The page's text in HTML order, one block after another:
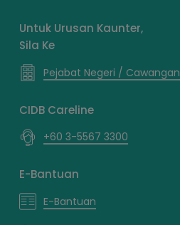
Untuk Urusan Kaunter,
Sila Ke
Pejabat Negeri / Cawangan
CIDB Careline
+60 3-5567 3300
E-Bantuan
E-Bantuan